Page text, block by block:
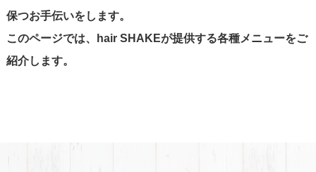
保つお手伝いをします。
このページでは、hair SHAKEが提供する各種メニューをご
紹介します。